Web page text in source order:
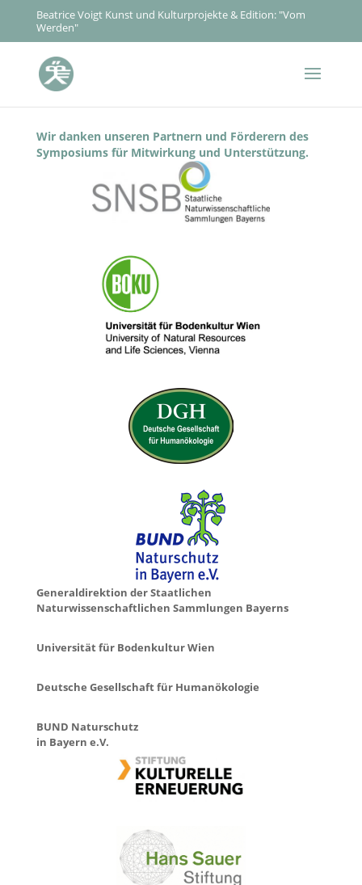
Beatrice Voigt Kunst und Kulturprojekte & Edition: "Vom
Werden"
Wir danken unseren Partnern und Förderern des
Symposiums für Mitwirkung und Unterstützung.
Generaldirektion der Staatlichen
Naturwissenschaftlichen Sammlungen Bayerns
Universität für Bodenkultur Wien
Deutsche Gesellschaft für Humanökologie
BUND Naturschutz
in Bayern e.V.